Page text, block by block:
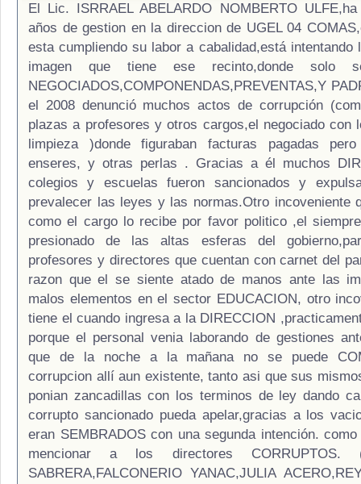
El Lic. ISRRAEL ABELARDO NOMBERTO
años de gestion en la direccion de UGEL 04
esta cumpliendo su labor a cabalidad,está intentando
imagen que tiene ese recinto,donde solo
NEGOCIADOS,COMPONENDAS,PREVENTAS,Y
el 2008 denunció muchos actos de corrupción
plazas a profesores y otros cargos,el negociado con
limpieza )donde figuraban facturas pagadas
enseres, y otras perlas . Gracias a él muchos
colegios y escuelas fueron sancionados y
prevalecer las leyes y las normas.Otro incoveniente
como el cargo lo recibe por favor politico ,el
presionado de las altas esferas del
profesores y directores que cuentan con carnet del
razon que el se siente atado de manos ante las
malos elementos en el sector EDUCACION, otro
tiene el cuando ingresa a la DIRECCION
porque el personal venia laborando de gestiones
que de la noche a la mañana no se puede
corrupcion allí aun existente, tanto asi que sus
ponian zancadillas con los terminos de ley dando
corrupto sancionado pueda apelar,gracias a los
eran SEMBRADOS con una segunda intención.
mencionar a los directores CORRUPTOS.
SABRERA,FALCONERIO YANAC,JULIA